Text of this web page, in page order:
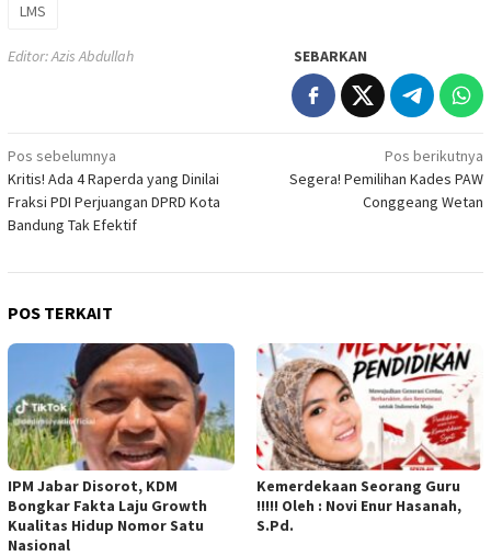
LMS
Editor: Azis Abdullah SEBARKAN
Navigasi
pos
Pos sebelumnya
Kritis! Ada 4 Raperda yang Dinilai
Fraksi PDI Perjuangan DPRD Kota
Bandung Tak Efektif
Pos berikutnya
Segera! Pemilihan Kades PAW
Conggeang Wetan
POS TERKAIT
IPM Jabar Disorot, KDM
Bongkar Fakta Laju Growth
Kualitas Hidup Nomor Satu
Nasional
Kemerdekaan Seorang Guru
!!!!! Oleh : Novi Enur Hasanah,
S.Pd.